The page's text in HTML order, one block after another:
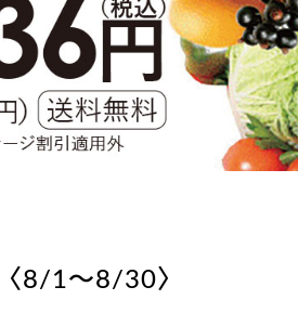
8/1～8/30〉